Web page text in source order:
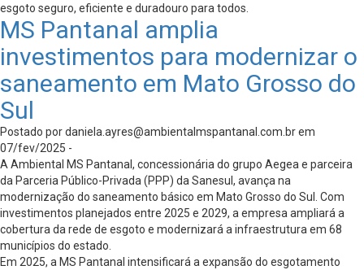
esgoto seguro, eficiente e duradouro para todos.
MS Pantanal amplia
investimentos para modernizar o
saneamento em Mato Grosso do
Sul
Postado pordaniela.ayres@ambientalmspantanal.com.brem
07/fev/2025 -
A Ambiental MS Pantanal, concessionária do grupo Aegea e parceira
da Parceria Público-Privada (PPP) da Sanesul, avança na
modernização do saneamento básico em Mato Grosso do Sul. Com
investimentos planejados entre 2025 e 2029, a empresa ampliará a
cobertura da rede de esgoto e modernizará a infraestrutura em 68
municípios do estado.
Em 2025, a MS Pantanal intensificará a expansão do esgotamento